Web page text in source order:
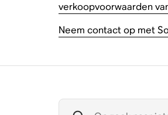
verkoopvoorwaarden
Neem contact op met